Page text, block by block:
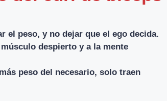
el peso, y no dejar que el ego decida.
despierto y a la mente
peso del necesario, solo traen